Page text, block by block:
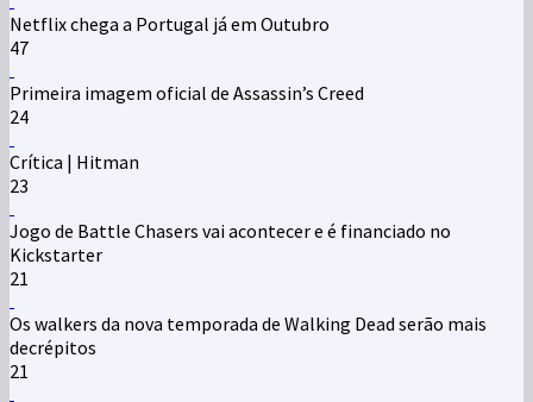
Netflix chega a Portugal já em Outubro
47
Primeira imagem oficial de Assassin’s Creed
24
Crítica | Hitman
23
Jogo de Battle Chasers vai acontecer e é financiado no
Kickstarter
21
Os walkers da nova temporada de Walking Dead serão mais
decrépitos
21